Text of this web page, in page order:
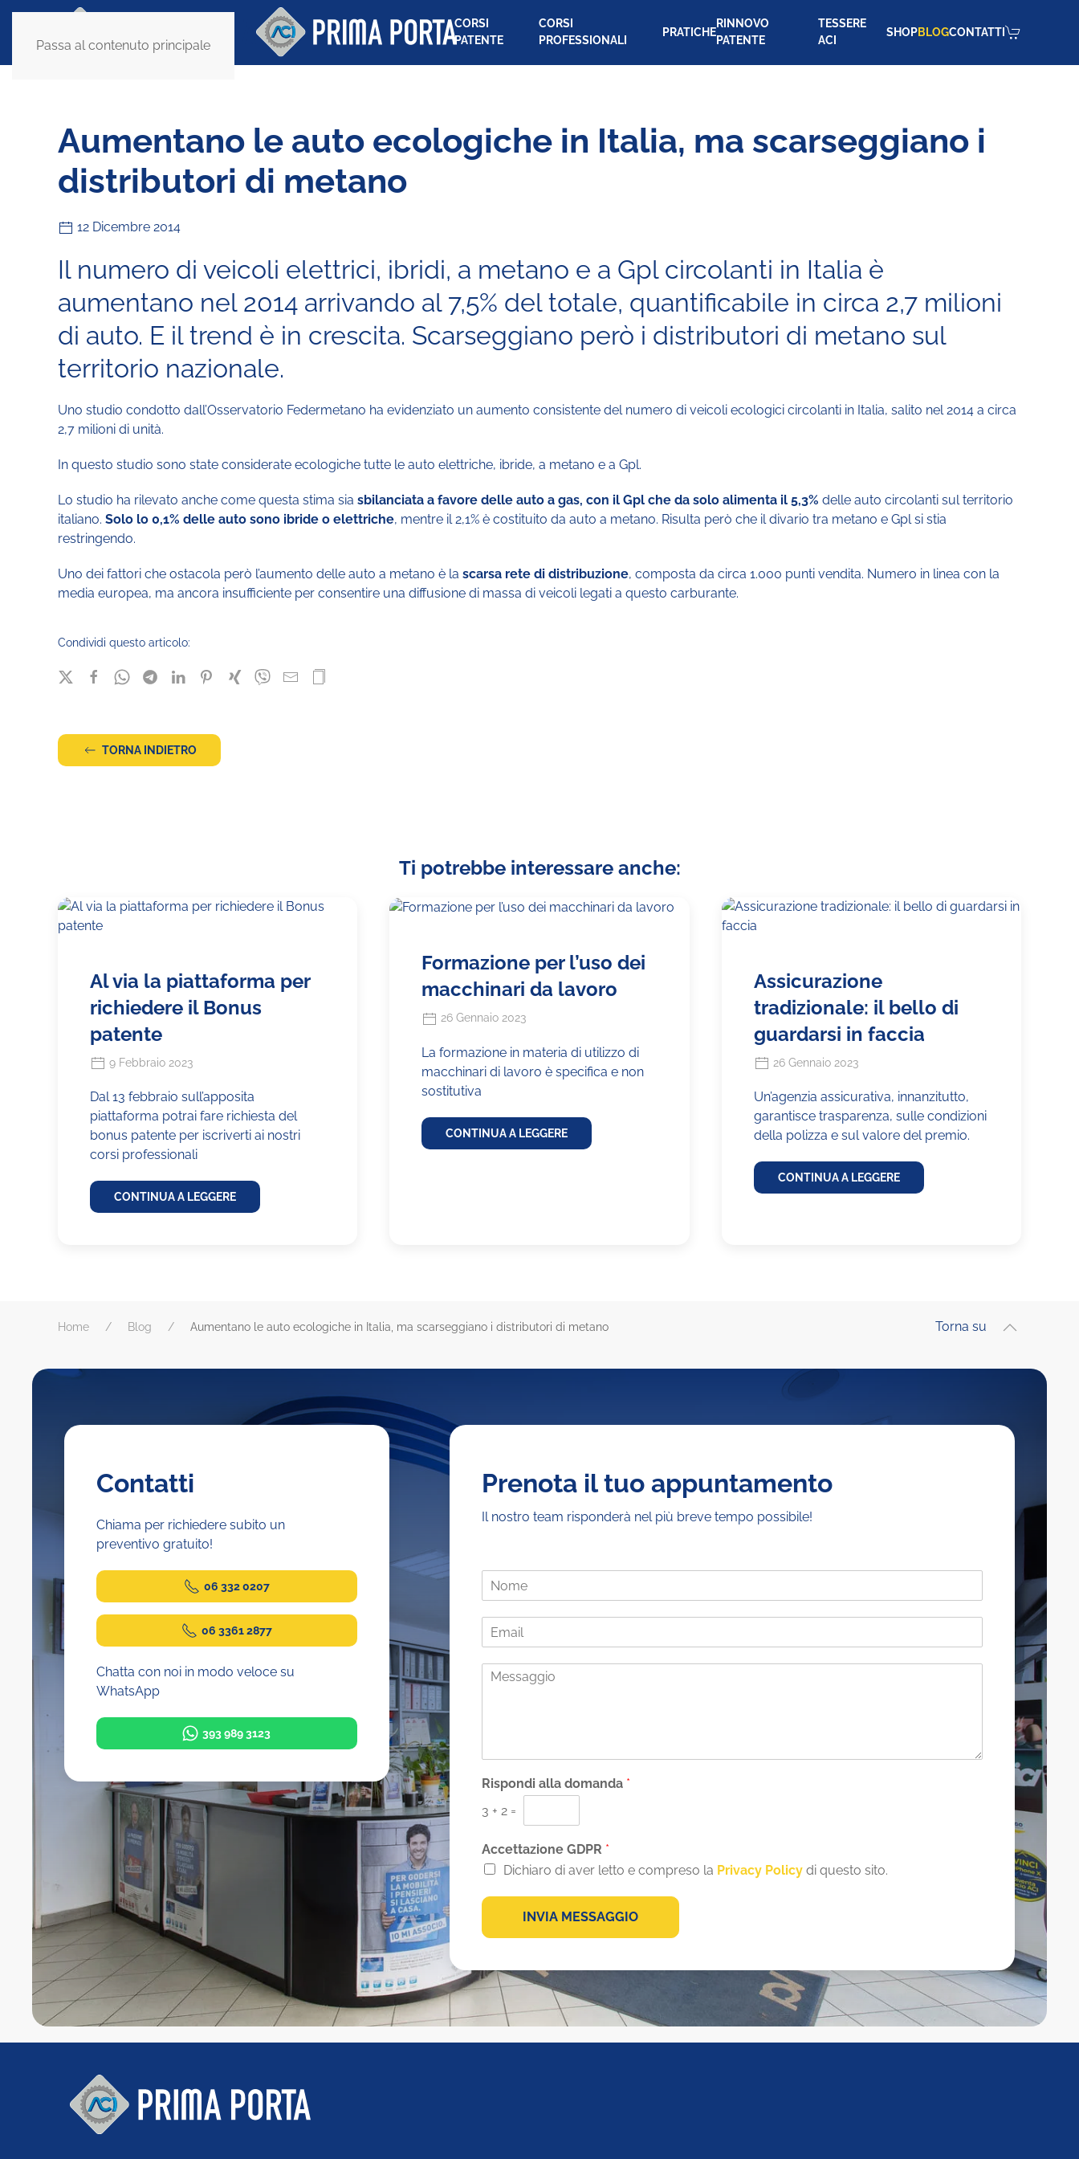
Passa al contenuto principale
CORSI
PATENTE
CORSI
PROFESSIONALI
PRATICHE
RINNOVO
PATENTE
TESSERE
ACI
SHOPBLOGCONTATTI
Aumentano le auto ecologiche in Italia, ma scarseggiano i
distributori di metano
12 Dicembre 2014
Il numero di veicoli elettrici, ibridi, a metano e a Gpl circolanti in Italia è
aumentano nel 2014 arrivando al 7,5% del totale, quantificabile in circa 2,7 milioni
di auto. E il trend è in crescita. Scarseggiano però i distributori di metano sul
territorio nazionale.
Uno studio condotto dall’Osservatorio Federmetano ha evidenziato un aumento consistente del numero di veicoli ecologici circolanti in Italia, salito nel 2014 a circa
2,7 milioni di unità.
In questo studio sono state considerate ecologiche tutte le auto elettriche, ibride, a metano e a Gpl.
Lo studio ha rilevato anche come questa stima sia sbilanciata a favore delle auto a gas, con il Gpl che da solo alimenta il 5,3% delle auto circolanti sul territorio
italiano. Solo lo 0,1% delle auto sono ibride o elettriche, mentre il 2,1% è costituito da auto a metano. Risulta però che il divario tra metano e Gpl si stia
restringendo.
Uno dei fattori che ostacola però l’aumento delle auto a metano è la scarsa rete di distribuzione, composta da circa 1.000 punti vendita. Numero in linea con la
media europea, ma ancora insufficiente per consentire una diffusione di massa di veicoli legati a questo carburante.
Condividi questo articolo:
TORNA INDIETRO
Ti potrebbe interessare anche:
Al via la piattaforma per
richiedere il Bonus
patente
9 Febbraio 2023
Dal 13 febbraio sull’apposita
piattaforma potrai fare richiesta del
bonus patente per iscriverti ai nostri
corsi professionali
CONTINUA A LEGGERE
Formazione per l’uso dei
macchinari da lavoro
26 Gennaio 2023
La formazione in materia di utilizzo di
macchinari di lavoro è specifica e non
sostitutiva
CONTINUA A LEGGERE
Assicurazione
tradizionale: il bello di
guardarsi in faccia
26 Gennaio 2023
Un’agenzia assicurativa, innanzitutto,
garantisce trasparenza, sulle condizioni
della polizza e sul valore del premio.
CONTINUA A LEGGERE
Home Blog Aumentano le auto ecologiche in Italia, ma scarseggiano i distributori di metano Torna su
Contatti
Chiama per richiedere subito un
preventivo gratuito!
06 332 0207
06 3361 2877
Chatta con noi in modo veloce su
WhatsApp
393 989 3123
Prenota il tuo appuntamento
Il nostro team risponderà nel più breve tempo possibile!
m
M
i
*
Rispondi alla domanda *
3 + 2 =
Accettazione GDPR *
Dichiaro di aver letto e compreso la Privacy Policydi questo sito.
INVIA MESSAGGIO